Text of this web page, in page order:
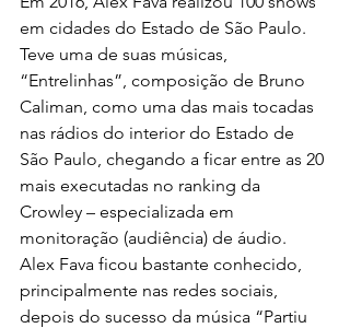
em cidades do Estado de São Paulo.
Teve uma de suas músicas,
“Entrelinhas”, composição de Bruno
Caliman, como uma das mais tocadas
nas rádios do interior do Estado de
São Paulo, chegando a ficar entre as 20
mais executadas no ranking da
Crowley – especializada em
monitoração (audiência) de áudio.
Alex Fava ficou bastante conhecido,
principalmente nas redes sociais,
depois do sucesso da música “Partiu